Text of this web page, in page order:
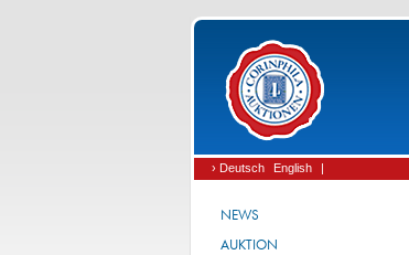
› Deutsch English |
NEWS
AUKTION